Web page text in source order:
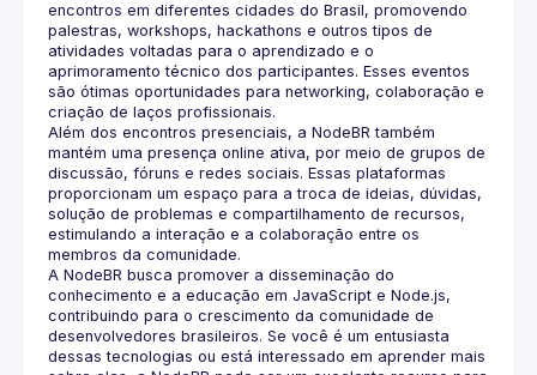
encontros em diferentes cidades do Brasil, promovendo
palestras, workshops, hackathons e outros tipos de
atividades voltadas para o aprendizado e o
aprimoramento técnico dos participantes. Esses eventos
são ótimas oportunidades para networking, colaboração e
Além dos encontros presenciais, a NodeBR também
mantém uma presença online ativa, por meio de grupos de
discussão, fóruns e redes sociais. Essas plataformas
proporcionam um espaço para a troca de ideias, dúvidas,
solução de problemas e compartilhamento de recursos,
estimulando a interação e a colaboração entre os
A NodeBR busca promover a disseminação do
conhecimento e a educação em JavaScript e Node.js,
contribuindo para o crescimento da comunidade de
desenvolvedores brasileiros. Se você é um entusiasta
dessas tecnologias ou está interessado em aprender mais